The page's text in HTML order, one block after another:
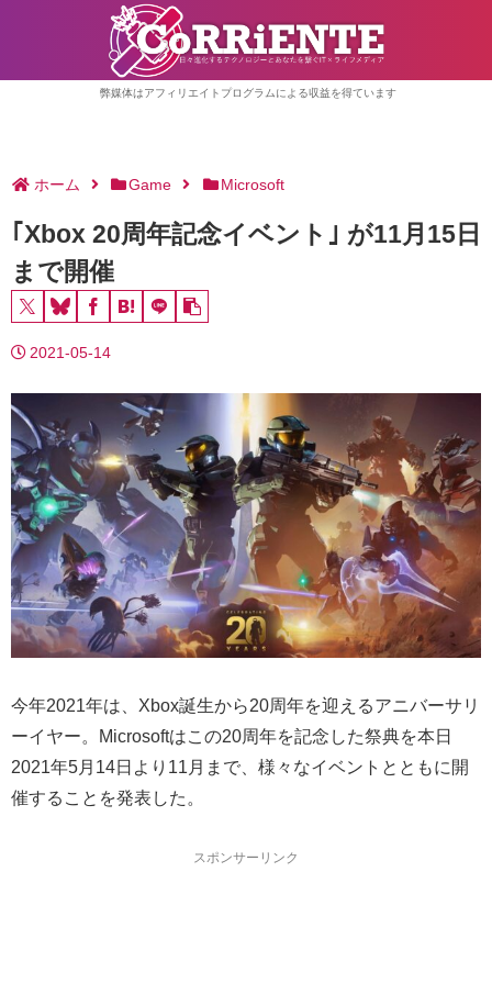
弊媒体はアフィリエイトプログラムによる収益を得ています
ホーム Game Microsoft
｢Xbox 20周年記念イベント｣ が11月15日
まで開催
2021-05-14
今年2021年は、Xbox誕生から20周年を迎えるアニバーサリ
ーイヤー。Microsoftはこの20周年を記念した祭典を本日
2021年5月14日より11月まで、様々なイベントとともに開
催することを発表した。
スポンサーリンク